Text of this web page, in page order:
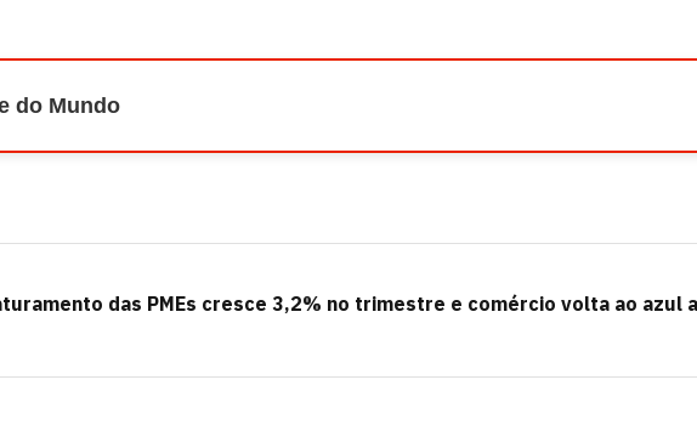
do Mundo
das PMEs cresce 3,2% no trimestre e comércio volta ao azul